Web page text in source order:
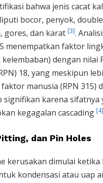
bahwa jenis cacat
bocor, penyok,
gores, dan karat [3].
menempatkan faktor
dengan nilai
18, yang meskipun
manusia (RPN 315)
signifikan karena sifatnya
kegagalan cascading [4]
dan Pin Holes
kerusakan dimulai ketika
kondensasi atau uap